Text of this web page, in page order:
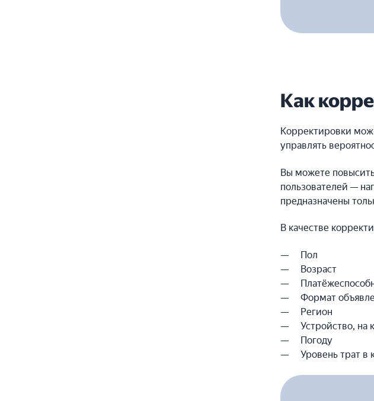
Как
Корректировки
управлять
Вы можете
пользователей —
предназначены
В качестве
Пол
Возраст
Формат
Регион
Устройство, на
Погоду
Уровень трат в